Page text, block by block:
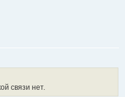
связи нет.